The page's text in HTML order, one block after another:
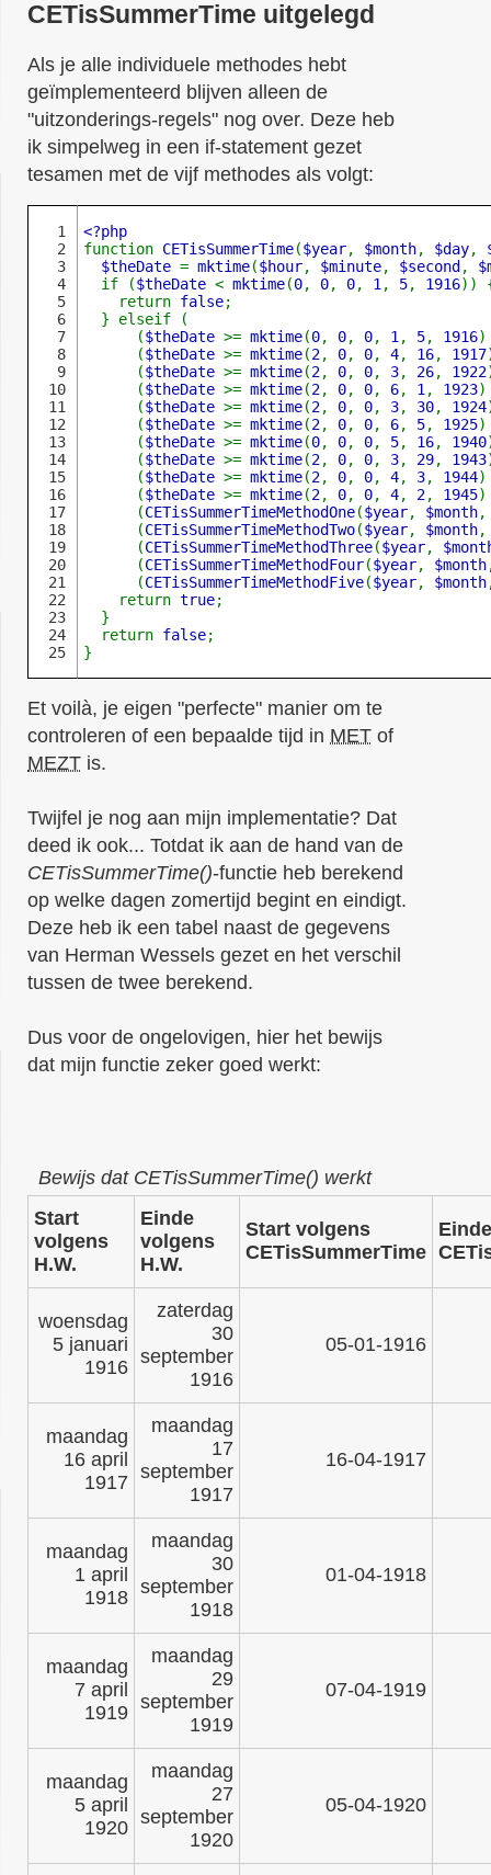
CETisSummerTime uitgelegd
Als je alle individuele methodes hebt
geïmplementeerd blijven alleen de
"uitzonderings-regels" nog over. Deze heb
ik simpelweg in een if-statement gezet
tesamen met de vijf methodes als volgt:
1
2
3
4
5
6
7
8
9
10
11
12
13
14
15
16
17
18
19
20
21
22
23
24
function CETisSummerTime($year, $month, $day,
$theDate = mktime($hour, $minute, $second ,
  if (
$theDate < mktime(0, 0, 0, 1 , 5, 1916))
    return
false;
  } elseif (
      (
$theDate >= mktime(0, 0, 0, 1 , 5, 1916)
      (
$theDate >= mktime(2, 0, 0, 4, 16, 1917
      (
$theDate >= mktime(2, 0, 0, 3, 26, 1922
      (
$theDate >= mktime(2, 0, 0, 6, 1 , 1923)
      (
$theDate >= mktime(2, 0, 0, 3, 30, 1924
      (
$theDate >= mktime(2, 0, 0, 6, 5, 1925)
      (
$theDate >= mktime(0, 0, 0, 5, 16, 1940
      (
$theDate >= mktime(2, 0, 0, 3, 29, 1943
      (
$theDate >= mktime(2, 0, 0, 4, 3, 1944)
      (
$theDate >= mktime(2, 0, 0, 4, 2, 1945)
      (
CETisSummerTimeMethodOne($year, $month
      (
CETisSummerTimeMethodTwo($year, $month
      (
CETisSummerTimeMethodThree($year,
      (
CETisSummerTimeMethodFour($year, $month
      (
CETisSummerTimeMethodFive($year, $month
    return
true;
  }
  return
false;
}
Et voilà, je eigen "perfecte" manier om te
controleren of een bepaalde tijd in MET of
MEZT is.
Twijfel je nog aan mijn implementatie? Dat
deed ik ook... Totdat ik aan de hand van de
CETisSummerTime()-functie heb berekend
op welke dagen zomertijd begint en eindigt.
Deze heb ik een tabel naast de gegevens
van Herman Wessels gezet en het verschil
tussen de twee berekend.
Dus voor de ongelovigen, hier het bewijs
dat mijn functie zeker goed werkt:
Bewijs dat CETisSummerTime() werkt
Start
volgens
H.W.
Einde
volgens
H.W.
Start volgens
CETisSummerTime
woensdag
5 januari
1916
zaterdag
30
september
1916
05-01-1916
maandag
16 april
1917
maandag
17
september
1917
16-04-1917
maandag
1 april
1918
maandag
30
september
1918
01-04-1918
maandag
7 april
1919
maandag
29
september
1919
07-04-1919
maandag
5 april
1920
maandag
27
september
1920
05-04-1920